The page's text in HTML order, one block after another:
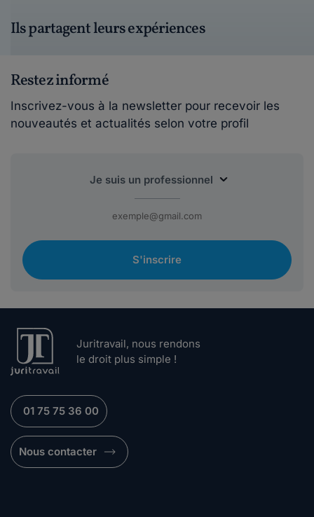
Ils partagent leurs expériences
Restez informé
Inscrivez-vous à la newsletter pour recevoir les
nouveautés et actualités selon votre profil
S'inscrire
Juritravail, nous rendons
le droit plus simple !
01 75 75 36 00
Nous contacter